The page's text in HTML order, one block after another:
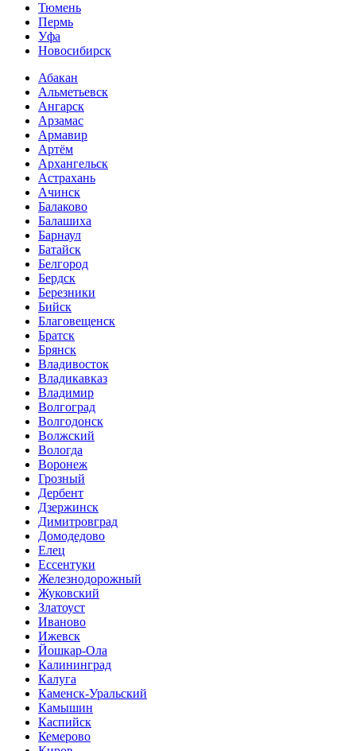
Тюмень
Пермь
Уфа
Новосибирск
Абакан
Альметьевск
Ангарск
Арзамас
Армавир
Артём
Архангельск
Астрахань
Ачинск
Балаково
Балашиха
Барнаул
Батайск
Белгород
Бердск
Березники
Бийск
Благовещенск
Братск
Брянск
Владивосток
Владикавказ
Владимир
Волгоград
Волгодонск
Волжский
Вологда
Воронеж
Грозный
Дербент
Дзержинск
Димитровград
Домодедово
Елец
Ессентуки
Железнодорожный
Жуковский
Златоуст
Иваново
Ижевск
Йошкар-Ола
Калининград
Калуга
Каменск-Уральский
Камышин
Каспийск
Кемерово